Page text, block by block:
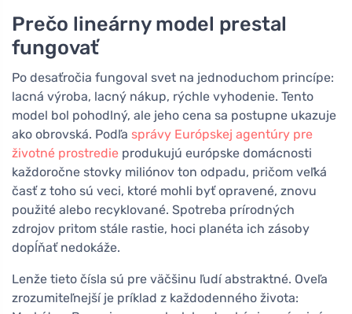
Prečo lineárny model prestal
fungovať
Po desaťročia fungoval svet na jednoduchom princípe:
lacná výroba, lacný nákup, rýchle vyhodenie. Tento
model bol pohodlný, ale jeho cena sa postupne ukazuje
ako obrovská. Podľa správy Európskej agentúry pre
životné prostredie produkujú európske domácnosti
každoročne stovky miliónov ton odpadu, pričom veľká
časť z toho sú veci, ktoré mohli byť opravené, znovu
použité alebo recyklované. Spotreba prírodných
zdrojov pritom stále rastie, hoci planéta ich zásoby
dopĺňať nedokáže.
Lenže tieto čísla sú pre väčšinu ľudí abstraktné. Oveľa
zrozumiteľnejší je príklad z každodenného života: